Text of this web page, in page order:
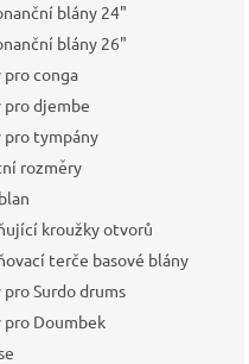
blány 24"
blány 26"
pro conga
pro djembe
pro tympány
rozměry
kroužky otvorů
terče basové blány
pro Surdo drums
pro Doumbek